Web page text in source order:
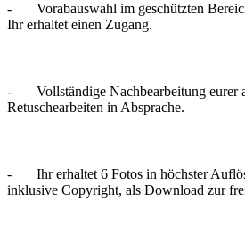
- Vorabauswahl im geschützten
Ihr erhaltet einen Zugang.
- Vollständige Nachbearbeitung eurer
Retuschearbeiten in Absprache.
- Ihr erhaltet 6 Fotos in höchster
inklusive Copyright, als Download zur